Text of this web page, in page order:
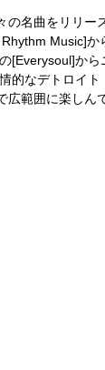
名曲をリリー
Music]
[Everysoul]か
的なデトロイ
範囲に楽しん